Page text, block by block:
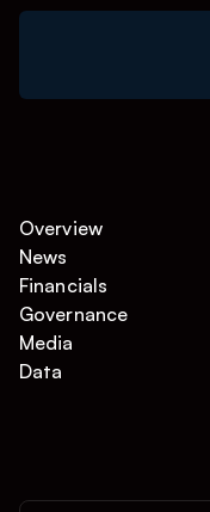
Overview
News
Financials
Governance
Media
Data